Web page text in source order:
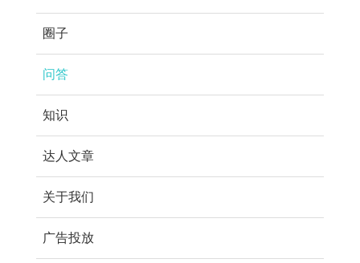
圈子
问答
知识
达人文章
关于我们
广告投放